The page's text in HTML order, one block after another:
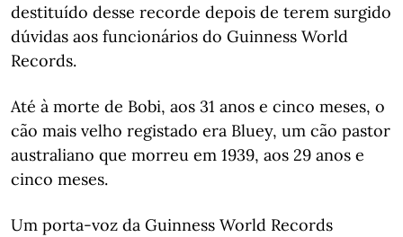
destituído desse recorde depois de terem surgido
dúvidas aos funcionários do Guinness World
Records.
Até à morte de Bobi, aos 31 anos e cinco meses, o
cão mais velho registado era Bluey, um cão pastor
australiano que morreu em 1939, aos 29 anos e
cinco meses.
Um porta-voz da Guinness World Records